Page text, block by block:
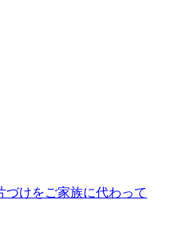
けをご家族に代わって